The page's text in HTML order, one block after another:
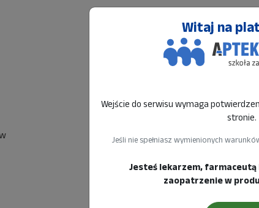
Witaj na
Wejście do serwisu wymaga
stronie.
Jeśli nie spełniasz wymienionych
Jesteś lekarzem, farmaceutą
zaopatrzenie w